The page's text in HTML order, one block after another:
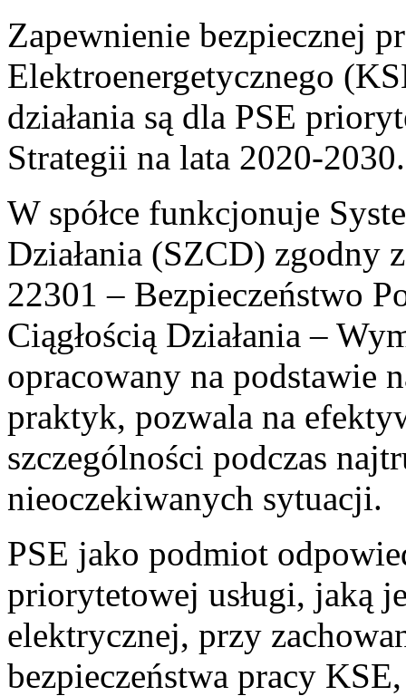
Zapewnienie bezpiecznej
Elektroenergetycznego
działania są dla PSE
Strategii na lata 2020-2030.
W spółce funkcjonuje
Działania (SZCD) zgodny
22301 – Bezpieczeństwo
Ciągłością Działania –
opracowany na podstawie
praktyk, pozwala na
szczególności podczas
nieoczekiwanych sytuacji.
PSE jako podmiot
priorytetowej usługi, jaką
elektrycznej, przy
bezpieczeństwa pracy